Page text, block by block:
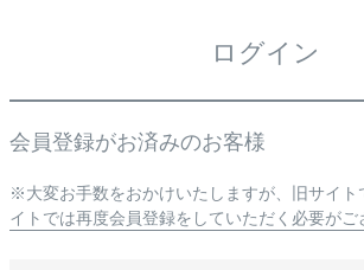
ログイン
会員登録がお済みのお客様
※大変お手数をおかけいたしますが、旧サイト
イトでは再度会員登録をしていただく必要がご